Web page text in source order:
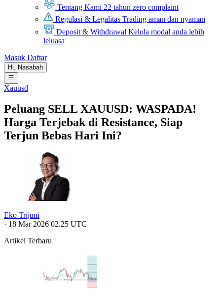
Tentang Kami 22 tahun zero complaint
Regulasi & Legalitas Trading aman dan nyaman
Deposit & Withdrawal Kelola modal anda lebih
leluasa
Masuk Daftar
Hi, Nasabah
Xauusd
Peluang SELL XAUUSD: WASPADA!
Harga Terjebak di Resistance, Siap
Terjun Bebas Hari Ini?
Eko Trijuni
· 18 Mar 2026 02.25 UTC
Artikel Terbaru